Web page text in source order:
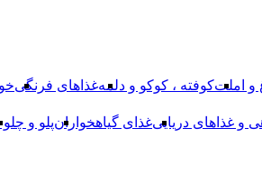
و املتکوفته ، کوکو و دلمهغذاهای فرنگی
و غذاهای دریاییغذای گیاهخوارانپلو و چلو